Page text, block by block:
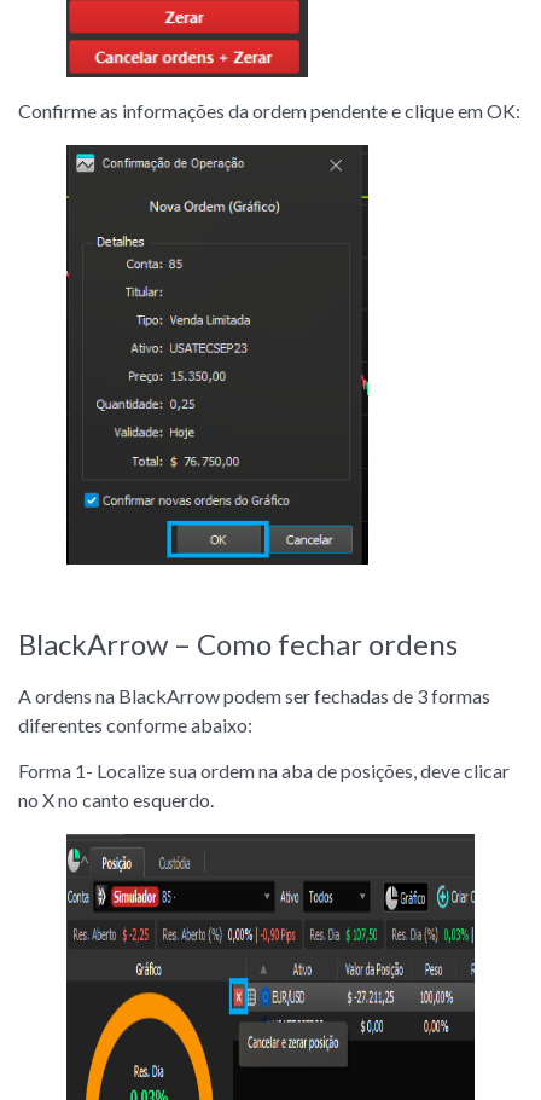
Confirme as informações da ordem pendente e clique em OK:
BlackArrow – Como fechar ordens
A ordens na BlackArrow podem ser fechadas de 3 formas
diferentes conforme abaixo:
Forma 1- Localize sua ordem na aba de posições, deve clicar
no X no canto esquerdo.